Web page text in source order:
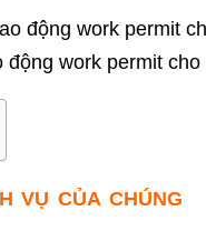
động work permit
VỤ CỦA CHÚNG